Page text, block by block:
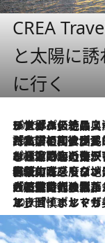
CREA
と太陽に
に行く
2026.8.8
リスボンの絶品スイーツ「パステル・デ・ナタ」とは？ポルトガル伝統の奥深い世界へ
2026.7.27
「私の祖国はポルトガル語です」国民的詩人フェルナンド・ペソアと、彼が愛した文学の街を歩く
2026.7.26
ポルトガル近海が育む極上の海の幸。キリリと冷えた白ワインと愉しむ、シーフード専門店の贅沢
2026.7.22
伝統の味をモダンに昇華。高感度な地元客が集う、リスボンの最旬ガストロノミー
2026.7.21
大航海時代の栄華から、震災、独裁、そして革命へ。ポルトガル・首都リスボンの石畳に刻まれた「歴史の光と影」
2026.7.13
エッセイ・ヤマザキマリ「慎ましくも美しき国 ポルトガル」